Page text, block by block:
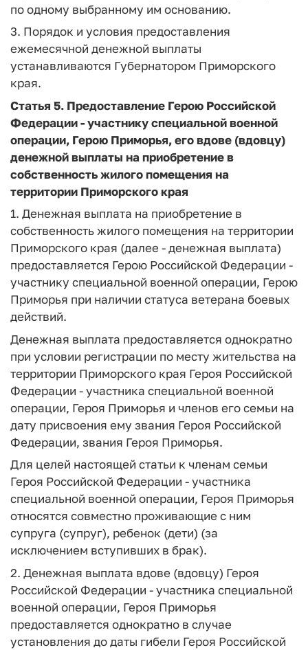
по одному выбранному им основанию.
3. Порядок и условия предоставления
ежемесячной денежной выплаты
устанавливаются Губернатором Приморского
края.
Статья 5. Предоставление Герою Российской
Федерации - участнику специальной военной
операции, Герою Приморья, его вдове (вдовцу)
денежной выплаты на приобретение в
собственность жилого помещения на
территории Приморского края
1. Денежная выплата на приобретение в
собственность жилого помещения на территории
Приморского края (далее - денежная выплата)
предоставляется Герою Российской Федерации -
участнику специальной военной операции, Герою
Приморья при наличии статуса ветерана боевых
действий.
Денежная выплата предоставляется однократно
при условии регистрации по месту жительства на
территории Приморского края Героя Российской
Федерации - участника специальной военной
операции, Героя Приморья и членов его семьи на
дату присвоения ему звания Героя Российской
Федерации, звания Героя Приморья.
Для целей настоящей статьи к членам семьи
Героя Российской Федерации - участника
специальной военной операции, Героя Приморья
относятся совместно проживающие с ним
супруга (супруг), ребенок (дети) (за
исключением вступивших в брак).
2. Денежная выплата вдове (вдовцу) Героя
Российской Федерации - участника специальной
военной операции, Героя Приморья
предоставляется однократно в случае
установления до даты гибели Героя Российской